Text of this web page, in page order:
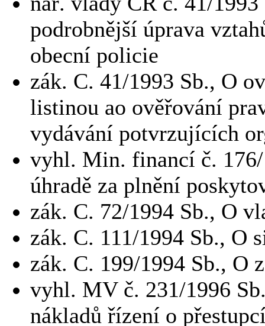
podrobnější úprava
obecní policie
zák. C. 41/1993 Sb., O
listinou ao ověřování
vydávání potvrzujících
vyhl. Min. financí č.
úhradě za plnění
zák. C. 72/1994 Sb., O
zák. C. 111/1994 Sb., O
zák. C. 199/1994 Sb., O
vyhl. MV č. 231/1996
nákladů řízení o